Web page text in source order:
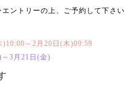
ントリーの上、ご予約して下さい
)10:00～2月20日(木)09:59
3月21日(金)